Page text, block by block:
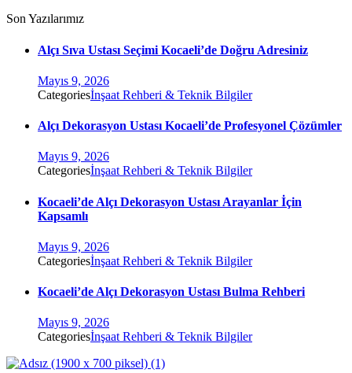
Son Yazılarımız
Alçı Sıva Ustası Seçimi Kocaeli’de Doğru Adresiniz
Mayıs 9, 2026
Categoriesİnşaat Rehberi & Teknik Bilgiler
Alçı Dekorasyon Ustası Kocaeli’de Profesyonel Çözümler
Mayıs 9, 2026
Categoriesİnşaat Rehberi & Teknik Bilgiler
Kocaeli’de Alçı Dekorasyon Ustası Arayanlar İçin
Kapsamlı
Mayıs 9, 2026
Categoriesİnşaat Rehberi & Teknik Bilgiler
Kocaeli’de Alçı Dekorasyon Ustası Bulma Rehberi
Mayıs 9, 2026
Categoriesİnşaat Rehberi & Teknik Bilgiler